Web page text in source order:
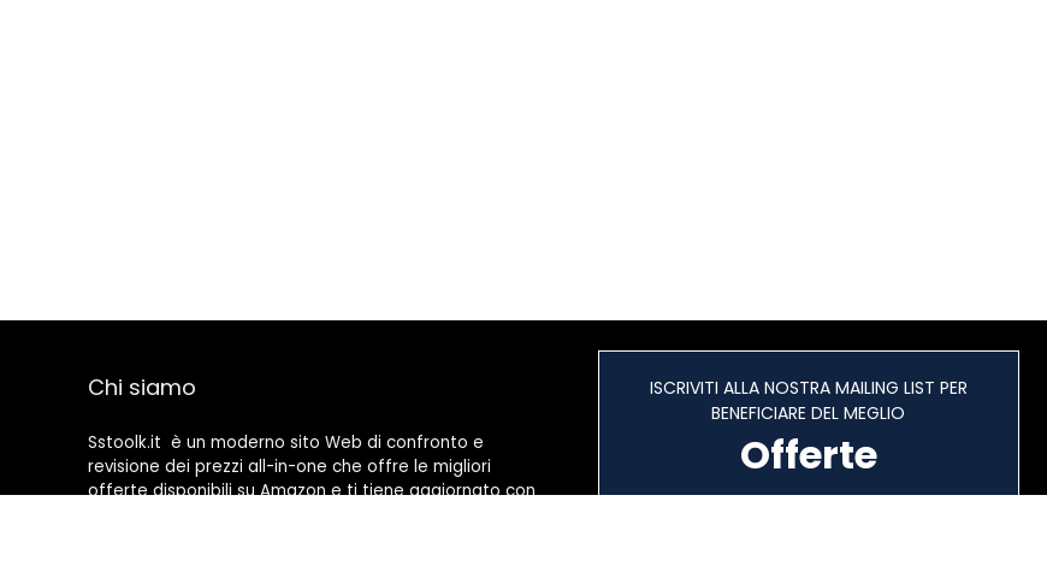
Chi siamo
Sstoolk.it è un moderno sito Web di confronto e
revisione dei prezzi all-in-one che offre le migliori
offerte disponibili su Amazon e ti tiene aggiornato con
ISCRIVITI ALLA NOSTRA MAILING LIST PER
BENEFICIARE DEL MEGLIO
Offerte